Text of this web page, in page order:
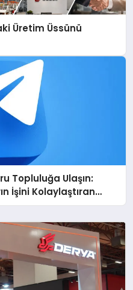
Üretim Üssünü
Topluluğa Ulaşın:
İşini Kolaylaştıran